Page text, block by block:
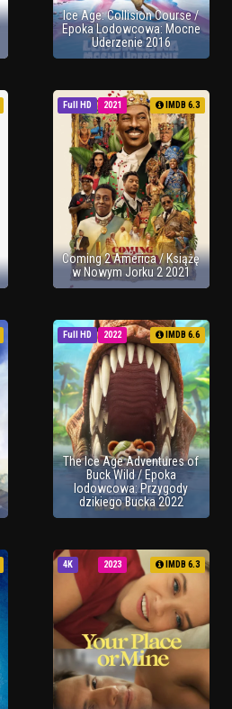
Ice Age: Collision Course /
Epoka Lodowcowa: Mocne
Uderzenie 2016
Full HD 2021 IMDB 6.3
Coming 2 America / Książę
w Nowym Jorku 2 2021
Full HD 2022 IMDB 6.6
The Ice Age Adventures of
Buck Wild / Epoka
lodowcowa: Przygody
dzikiego Bucka 2022
4K 2023 IMDB 6.3